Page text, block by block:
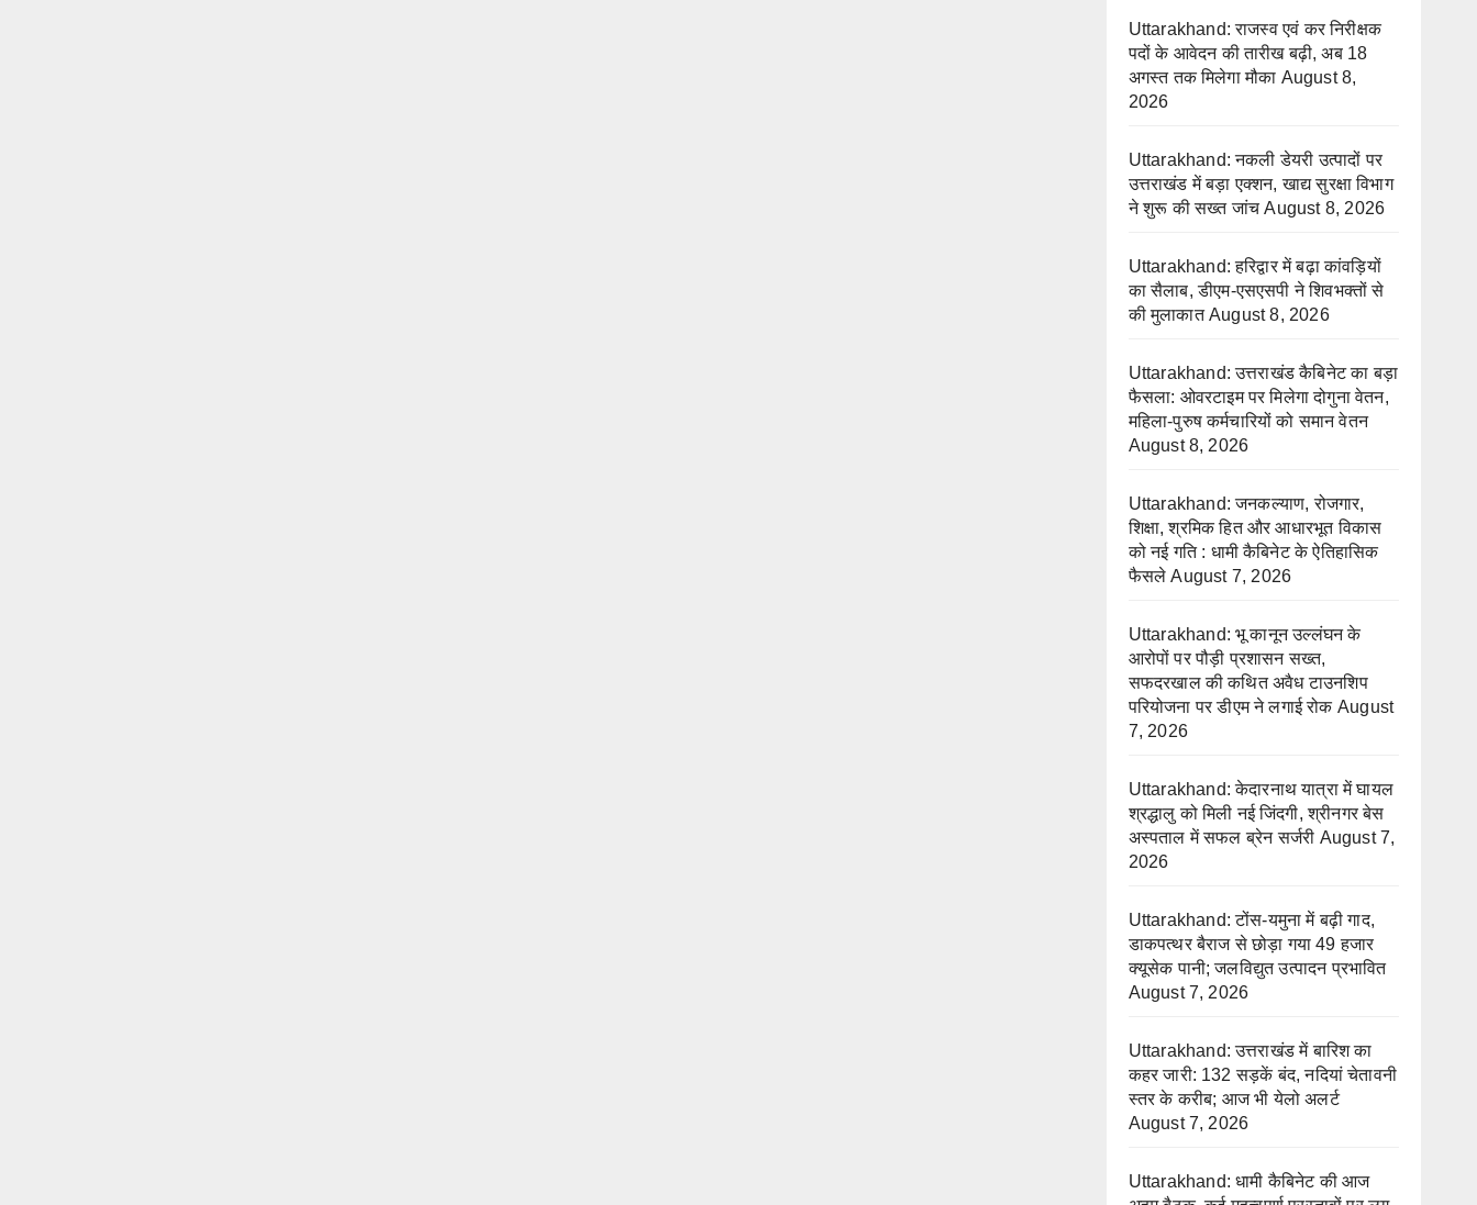
Uttarakhand: राजस्व एवं कर निरीक्षक
पदों के आवेदन की तारीख बढ़ी, अब 18
अगस्त तक मिलेगा मौका August 8,
2026
Uttarakhand: नकली डेयरी उत्पादों पर
उत्तराखंड में बड़ा एक्शन, खाद्य सुरक्षा विभाग
ने शुरू की सख्त जांच August 8, 2026
Uttarakhand: हरिद्वार में बढ़ा कांवड़ियों
का सैलाब, डीएम-एसएसपी ने शिवभक्तों से
की मुलाकात August 8, 2026
Uttarakhand: उत्तराखंड कैबिनेट का बड़ा
फैसला: ओवरटाइम पर मिलेगा दोगुना वेतन,
महिला-पुरुष कर्मचारियों को समान वेतन
August 8, 2026
Uttarakhand: जनकल्याण, रोजगार,
शिक्षा, श्रमिक हित और आधारभूत विकास
को नई गति : धामी कैबिनेट के ऐतिहासिक
फैसले August 7, 2026
Uttarakhand: भू कानून उल्लंघन के
आरोपों पर पौड़ी प्रशासन सख्त,
सफदरखाल की कथित अवैध टाउनशिप
परियोजना पर डीएम ने लगाई रोक August
7, 2026
Uttarakhand: केदारनाथ यात्रा में घायल
श्रद्धालु को मिली नई जिंदगी, श्रीनगर बेस
अस्पताल में सफल ब्रेन सर्जरी August 7,
2026
Uttarakhand: टोंस-यमुना में बढ़ी गाद,
डाकपत्थर बैराज से छोड़ा गया 49 हजार
क्यूसेक पानी; जलविद्युत उत्पादन प्रभावित
August 7, 2026
Uttarakhand: उत्तराखंड में बारिश का
कहर जारी: 132 सड़कें बंद, नदियां चेतावनी
स्तर के करीब; आज भी येलो अलर्ट
August 7, 2026
Uttarakhand: धामी कैबिनेट की आज